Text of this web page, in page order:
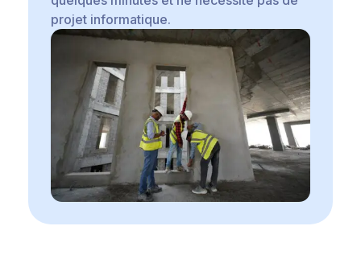
projet informatique.